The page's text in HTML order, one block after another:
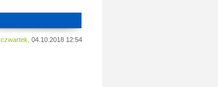
czwartek, 04.10.2018 12:54